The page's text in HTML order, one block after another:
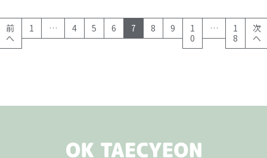
前
へ
1 … 4 5 6 7 (current)
8 9
1
0
…
1
8
次
へ